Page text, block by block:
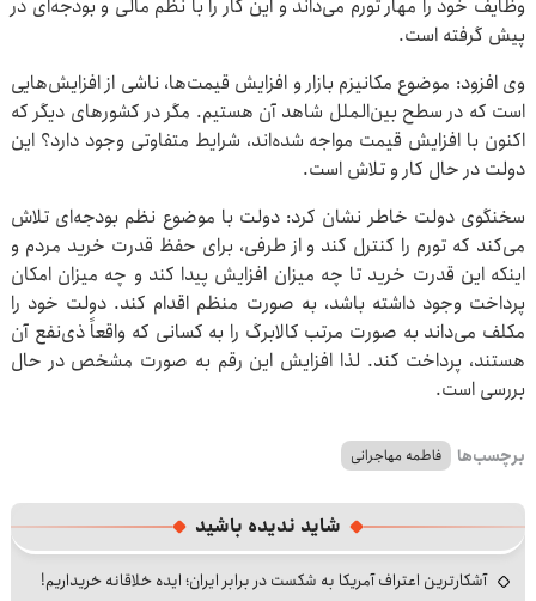
وظایف خود را مهار تورم می‌داند و این کار را با نظم مالی و بودجه‌ای در
پیش گرفته است.
وی افزود: موضوع مکانیزم بازار و افزایش قیمت‌ها، ناشی از افزایش‌هایی
است که در سطح بین‌الملل شاهد آن هستیم. مگر در کشورهای دیگر که
اکنون با افزایش قیمت مواجه شده‌اند، شرایط متفاوتی وجود دارد؟ این
دولت در حال کار و تلاش است.
سخنگوی دولت خاطر نشان کرد: دولت با موضوع نظم بودجه‌ای تلاش
می‌کند که تورم را کنترل کند و از طرفی، برای حفظ قدرت خرید مردم و
اینکه این قدرت خرید تا چه میزان افزایش پیدا کند و چه میزان امکان
پرداخت وجود داشته باشد، به صورت منظم اقدام کند. دولت خود را
مکلف می‌داند به صورت مرتب کالابرگ را به کسانی که واقعاً ذی‌نفع آن
هستند، پرداخت کند. لذا افزایش این رقم به صورت مشخص در حال
بررسی است.
برچسب‌ها فاطمه مهاجرانی
شاید ندیده باشید
آشکارترین اعتراف آمریکا به شکست در برابر ایران؛ ایده خلاقانه خریداریم!